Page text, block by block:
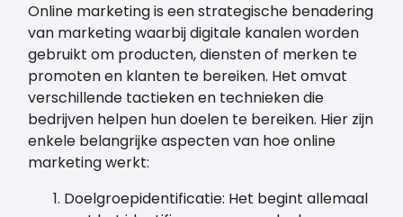
Online marketing is een strategische benadering
van marketing waarbij digitale kanalen worden
gebruikt om producten, diensten of merken te
promoten en klanten te bereiken. Het omvat
verschillende tactieken en technieken die
bedrijven helpen hun doelen te bereiken. Hier zijn
enkele belangrijke aspecten van hoe online
marketing werkt:
Doelgroepidentificatie: Het begint allemaal